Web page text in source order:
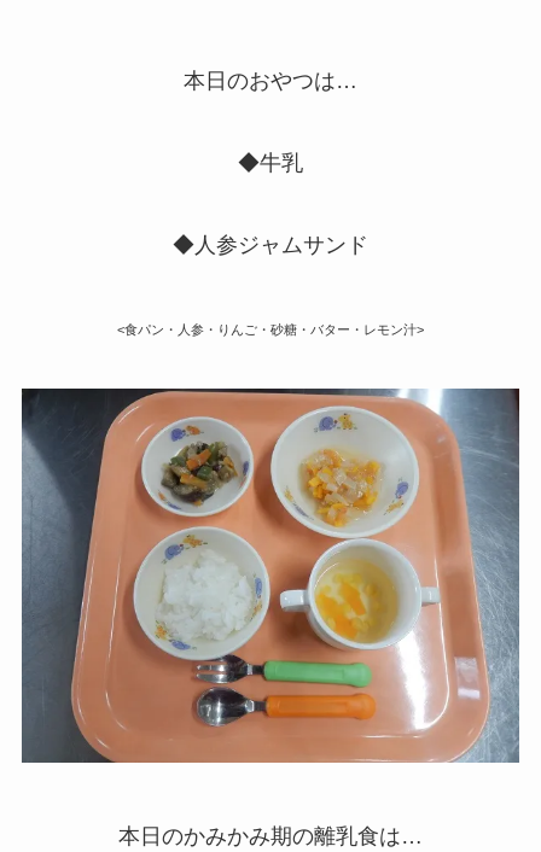
本日のおやつは…
◆牛乳
◆人参ジャムサンド
<食パン・人参・りんご・砂糖・バター・レモン汁>
本日のかみかみ期の離乳食は…